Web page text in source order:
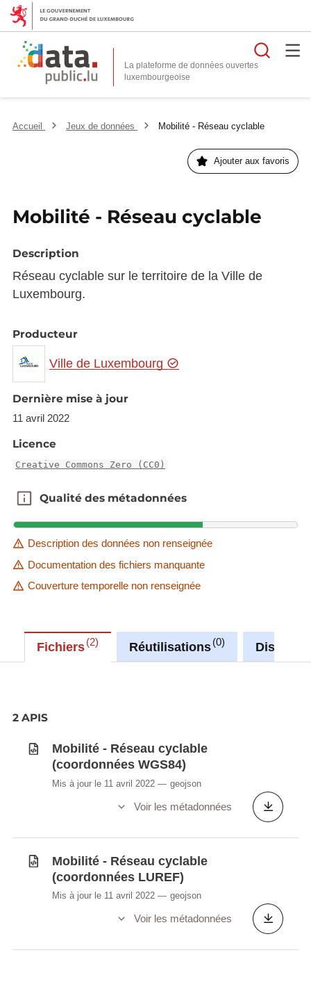
La plateforme de données ouvertes
Accueil Jeux de données Mobilité - Réseau cyclable
Ajouter aux favoris
Mobilité - Réseau cyclable
Description
Réseau cyclable sur le territoire de la Ville de
Luxembourg.
Producteur
Ville de Luxembourg
Dernière mise à jour
11 avril 2022
Licence
Creative Commons Zero (CC0)
Qualité des métadonnées
Qualité des métadonnées
Description des données non renseignée
Documentation des fichiers manquante
Couverture temporelle non renseignée
Fichiers 2 Réutilisations 0
2 APIS
Mobilité - Réseau cyclable
(coordonnées WGS84)
Mis à jour le 11 avril 2022 geojson
Voir les métadonnées
Mobilité - Réseau cyclable
(coordonnées LUREF)
Mis à jour le 11 avril 2022 geojson
Voir les métadonnées